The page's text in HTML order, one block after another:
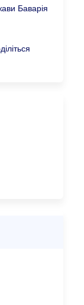
Баварія